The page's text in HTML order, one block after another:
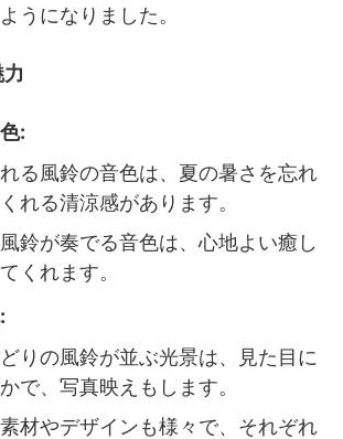
うになりました。
:
る風鈴の音色は、夏の暑さを忘れ
れる清涼感があります。
鈴が奏でる音色は、心地よい癒し
くれます。
りの風鈴が並ぶ光景は、見た目に
で、写真映えもします。
材やデザインも様々で、それぞれ